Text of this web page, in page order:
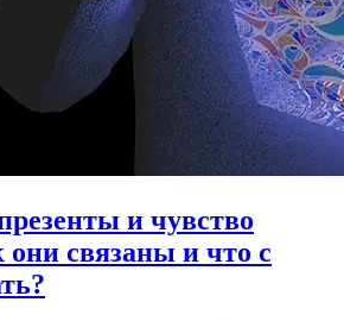
и чувство
они связаны и что с